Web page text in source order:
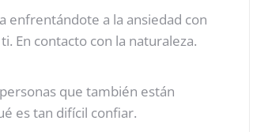
enfrentándote a la ansiedad con
En contacto con la naturaleza.
que también están
es tan difícil confiar.